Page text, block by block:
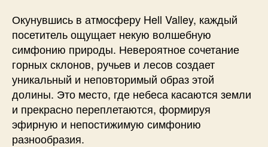
Окунувшись в атмосферу Hell Valley, каждый
посетитель ощущает некую волшебную
симфонию природы. Невероятное сочетание
горных склонов, ручьев и лесов создает
уникальный и неповторимый образ этой
долины. Это место, где небеса касаются земли
и прекрасно переплетаются, формируя
эфирную и непостижимую симфонию
разнообразия.